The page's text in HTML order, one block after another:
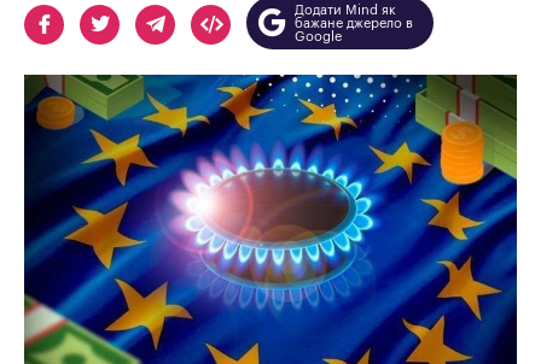
Додати Mind як
бажане джерело в
Google